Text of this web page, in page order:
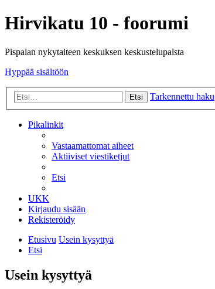
Hirvikatu 10 - foorumi
Pispalan nykytaiteen keskuksen keskustelupalsta
Hyppää sisältöön
Etsi Tarkennettu haku
Pikalinkit
Vastaamattomat aiheet
Aktiiviset viestiketjut
Etsi
UKK
Kirjaudu sisään
Rekisteröidy
Etusivu Usein kysyttyä
Etsi
Usein kysyttyä